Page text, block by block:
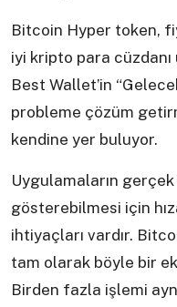
Bitcoin Hyper token,
iyi kripto para
Best Wallet’in
probleme çözüm
kendine yer buluyor.
Uygulamaların
gösterebilmesi için
ihtiyaçları vardır.
tam olarak böyle bir
Birden fazla işlemi